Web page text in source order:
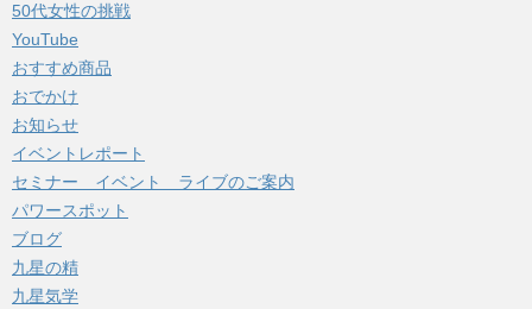
ブ
50代女性の挑戦
YouTube
おすすめ商品
おでかけ
お知らせ
イベントレポート
セミナー イベント ライブのご案内
パワースポット
ブログ
九星の精
九星気学